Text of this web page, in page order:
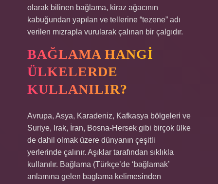
olarak bilinen bağlama, kiraz ağacının
kabuğundan yapılan ve tellerine “tezene” adı
verilen mızrapla vurularak çalınan bir çalgıdır.
BAĞLAMA HANGI
ÜLKELERDE
KULLANILIR?
Avrupa, Asya, Karadeniz, Kafkasya bölgeleri ve
Suriye, Irak, İran, Bosna-Hersek gibi birçok ülke
de dahil olmak üzere dünyanın çeşitli
yerlerinde çalınır. Aşıklar tarafından sıklıkla
kullanılır. Bağlama (Türkçe’de ‘bağlamak’
anlamına gelen baglama kelimesinden